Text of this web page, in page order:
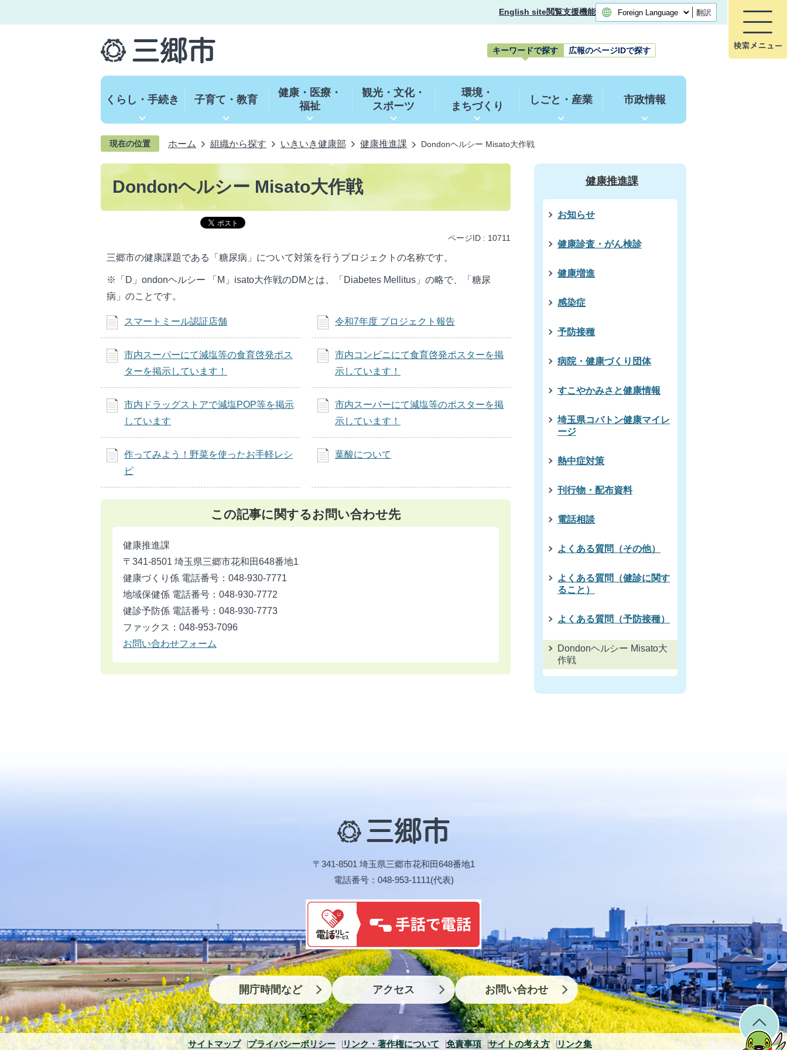
English site閲覧支援機能 翻訳
キーワードで探す 広報のページIDで探す
ワ
ー
索
くらし・手続き 子育て・教育
健康・医療・
福祉
観光・文化・
スポーツ
環境・
まちづくり
しごと・産業 市政情報
現在の位置 ホーム 組織から探す いきいき健康部 健康推進課 Dondonヘルシー Misato大作戦
Dondonヘルシー Misato大作戦
ページID : 10711
三郷市の健康課題である「糖尿病」について対策を行うプロジェクトの名称です。
※「D」ondonヘルシー 「M」isato大作戦のDMとは、「Diabetes Mellitus」の略で、「糖尿
病」のことです。
スマートミール認証店舗 令和7年度 プロジェクト報告
市内スーパーにて減塩等の食育啓発ポス
ターを掲示しています！
市内コンビニにて食育啓発ポスターを掲
示しています！
市内ドラッグストアで減塩POP等を掲示
しています
市内スーパーにて減塩等のポスターを掲
示しています！
作ってみよう！野菜を使ったお手軽レシ
ピ
葉酸について
この記事に関するお問い合わせ先
健康推進課
〒341-8501 埼玉県三郷市花和田648番地1
健康づくり係 電話番号：048-930-7771
地域保健係 電話番号：048-930-7772
健診予防係 電話番号：048-930-7773
ファックス：048-953-7096
お問い合わせフォーム
健康推進課
お知らせ
健康診査・がん検診
健康増進
感染症
予防接種
病院・健康づくり団体
すこやかみさと健康情報
埼玉県コバトン健康マイレ
ージ
熱中症対策
刊行物・配布資料
電話相談
よくある質問（その他）
よくある質問（健診に関す
ること）
よくある質問（予防接種）
Dondonヘルシー Misato大
作戦
三
郷
〒341-8501 埼玉県三郷市花和田648番地1
電話番号：048-953-1111(代表)
開庁時間など アクセス お問い合わせ
サイトマップ プライバシーポリシー リンク・著作権について 免責事項 サイトの考え方 リンク集